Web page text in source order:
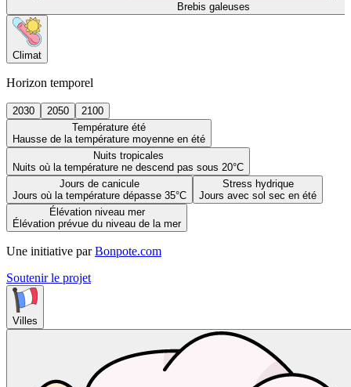
Brebis galeuses
Climat
Horizon temporel
2030 2050
2100
Température été
Hausse de la température moyenne en été
Nuits tropicales
Nuits où la température ne descend pas sous 20°C
Jours de canicule
Jours où la température dépasse 35°C
Stress hydrique
Jours avec sol sec en été
Élévation niveau mer
Élévation prévue du niveau de la mer
Une initiative par Bonpote.com
Soutenir le projet
Villes